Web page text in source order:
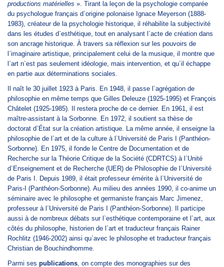
productions matérielles ». Tirant la leçon de la psychologie comparée
du psychologue français d`origine polonaise Ignace Meyerson (1888-
1983), créateur de la psychologie historique, il réhabilite la subjectivité
dans les études d`esthétique, tout en analysant l`acte de création dans
son ancrage historique. À travers sa réflexion sur les pouvoirs de
l`imaginaire artistique, principalement celui de la musique, il montre que
l`art n`est pas seulement idéologie, mais intervention, et qu`il échappe
en partie aux déterminations sociales.
Il naît le 30 juillet 1923 à Paris. En 1948, il passe l`agrégation de
philosophie en même temps que Gilles Deleuze (1925-1995) et François
Châtelet (1925-1985). Il restera proche de ce dernier. En 1961, il est
maître-assistant à la Sorbonne. En 1972, il soutient sa thèse de
doctorat d`État sur la création artistique. La même année, il enseigne la
philosophie de l`art et de la culture à l`Université de Paris I (Panthéon-
Sorbonne). En 1975, il fonde le Centre de Documentation et de
Recherche sur la Théorie Critique de la Société (CDRTCS) à l`Unité
d`Enseignement et de Recherche (UER) de Philosophie de l`Université
de Paris I. Depuis 1989, il était professeur émérite à l`Université de
Paris-I (Panthéon-Sorbonne). Au milieu des années 1990, il co-anime un
séminaire avec le philosophe et germaniste français Marc Jimenez,
professeur à l`Université de Paris I (Panthéon-Sorbonne). Il participe
aussi à de nombreux débats sur l`esthétique contemporaine et l`art, aux
côtés du philosophe, historien de l`art et traducteur français Rainer
Rochlitz (1946-2002) ainsi qu`avec le philosophe et traducteur français
Christian de Bouchindhomme.
Parmi ses publications , on compte des monographies sur des